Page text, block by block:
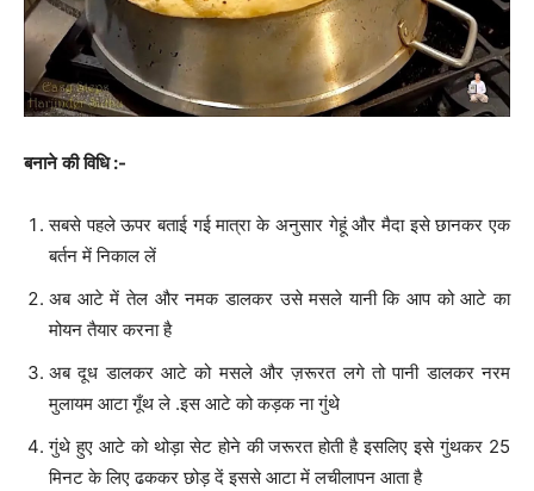
बनाने की विधि:-
सबसे पहले ऊपर बताई गई मात्रा के अनुसार गेहूं और मैदा इसे छानकर एक
बर्तन में निकाल लें
अब आटे में तेल और नमक डालकर उसे मसले यानी कि आप को आटे का
मोयन तैयार करना है
अब दूध डालकर आटे को मसले और ज़रूरत लगे तो पानी डालकर नरम
मुलायम आटा गूँथ ले .इस आटे को कड़क ना गुंथे
गुंथे हुए आटे को थोड़ा सेट होने की जरूरत होती है इसलिए इसे गुंथकर 25
मिनट के लिए ढककर छोड़ दें इससे आटा में लचीलापन आता है